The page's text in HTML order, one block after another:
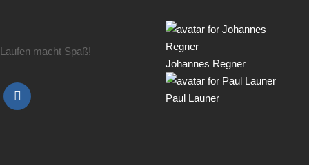
Laufen macht Spaß!
Johannes Regner
Paul Launer